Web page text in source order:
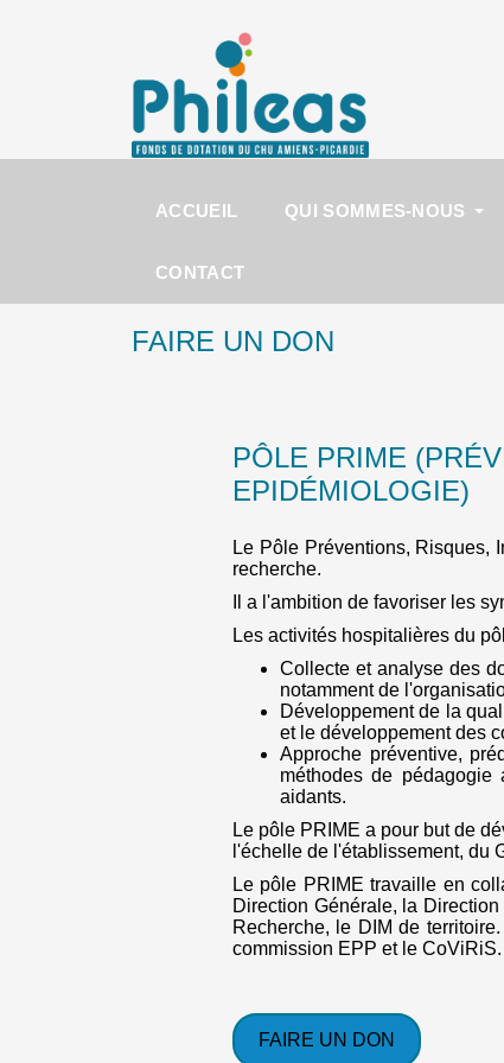
ACCUEIL QUI SOMMES-NOUS
CONTACT
FAIRE UN DON
PÔLE PRIME
EPIDÉMIOLOGIE)
Le Pôle Préventions, Risques,
recherche.
Il a l'ambition de favoriser les
Les activités hospitalières du
Collecte et analyse des
notamment de
Développement de la
et le développement des
Approche préventive,
méthodes de
aidants.
Le pôle PRIME a pour but de
l'échelle de l'établissement, du
Le pôle PRIME travaille en
Direction Générale, la
Recherche, le DIM de
commission EPP et le CoViRiS.
FAIRE UN DON